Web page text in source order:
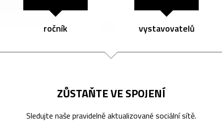
ročník vystavovatelů
ZŮSTAŇTE VE SPOJENÍ
Sledujte naše pravidelně aktualizované sociální sítě.